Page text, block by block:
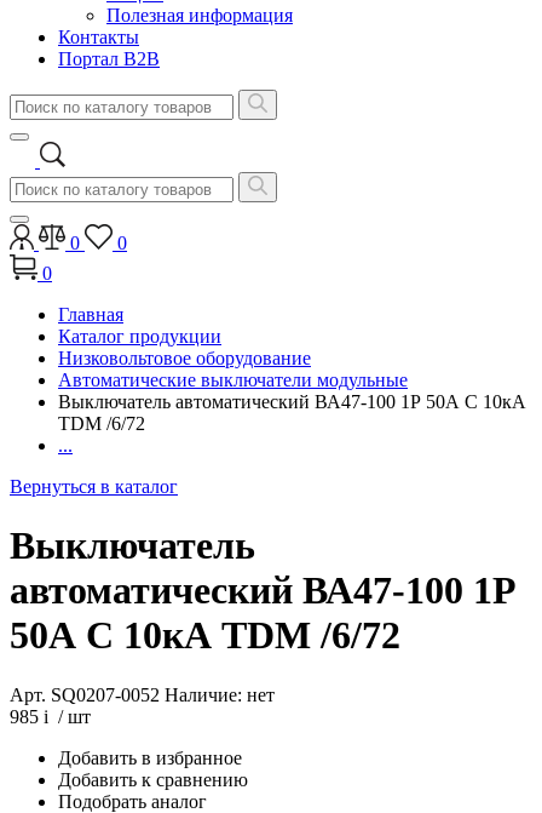
Полезная информация
Контакты
Портал B2B
0
0
0
Главная
Каталог продукции
Низковольтовое оборудование
Автоматические выключатели модульные
Выключатель автоматический ВА47-100 1Р 50А C 10кА
TDM /6/72
...
Вернуться в каталог
Выключатель
автоматический ВА47-100 1Р
50А C 10кА TDM /6/72
Арт. SQ0207-0052 Наличие: нет
985 i / шт
Добавить в избранное
Добавить к сравнению
Подобрать аналог